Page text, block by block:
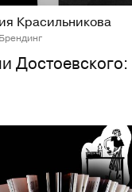
Красильникова
Брендинг